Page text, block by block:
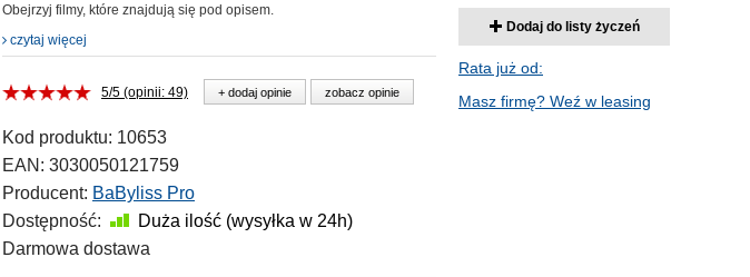
Obejrzyj filmy, które znajdują się pod opisem.
czytaj więcej
5/5 (opinii: 49) + dodaj opinie zobacz opinie
Kod produktu: 10653
EAN: 3030050121759
Producent: BaByliss Pro
Dostępność:
Duża ilość (wysyłka w 24h)
Darmowa dostawa
Dodaj do listy życzeń
Rata już od:
Masz firmę? Weź w leasing